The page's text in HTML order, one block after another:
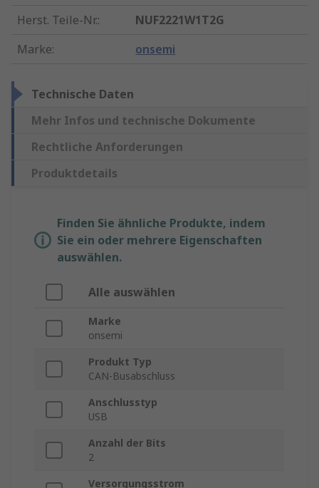
Herst. Teile-Nr.:
NUF2221W1T2G
Marke: onsemi
Technische Daten
Mehr Infos und technische Dokumente
Rechtliche Anforderungen
Produktdetails
Finden Sie ähnliche Produkte, indem
Sie ein oder mehrere Eigenschaften
auswählen.
Alle auswählen
Marke
onsemi
Produkt Typ
CAN-Busabschluss
Anschlusstyp
USB
Anzahl der Bits
2
Versorgungsstrom